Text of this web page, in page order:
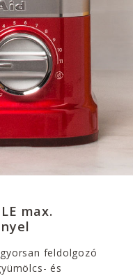
max.
feldolgozó
és